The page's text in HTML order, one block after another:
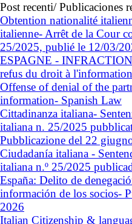
Post recenti/ Publicaciones
Obtention nationalité
italienne- Arrêt de la Cour
25/2025, publié le 12/03/
ESPAGNE -
refus du droit à l'information
Offense of denial of the
information- Spanish Law
Cittadinanza italiana-
italiana n. 25/2025
Pubblicazione del 22
Ciudadanía italiana -
italiana n.º 25/2025
España: Delito de
información de los socios-
2026
Italian Citizenship &